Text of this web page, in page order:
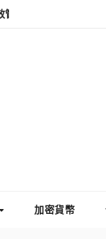
隱私與數據安全
加密貨幣